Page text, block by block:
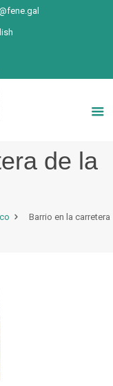
de la
Barrio en la carretera